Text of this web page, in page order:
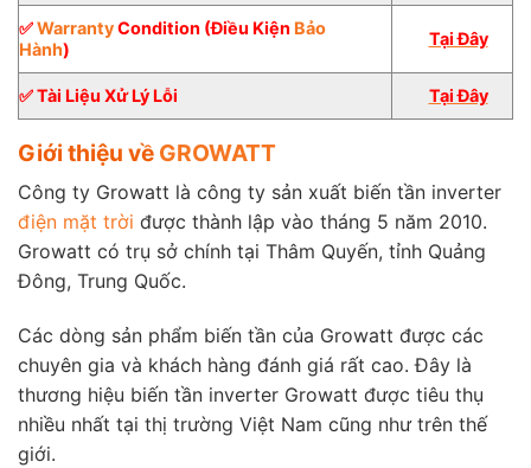
✅WarrantyCondition (Điều Kiện Bảo
Hành)
Tại Đây
✅ Tài Liệu Xử Lý Lỗi Tại Đây
Giới thiệu về GROWATT
Công ty Growatt là công ty sản xuất biến tần inverter
điện mặt trời được thành lập vào tháng 5 năm 2010.
Growatt có trụ sở chính tại Thâm Quyến, tỉnh Quảng
Đông, Trung Quốc.
Các dòng sản phẩm biến tần của Growatt được các
chuyên gia và khách hàng đánh giá rất cao. Đây là
thương hiệu biến tần inverter Growatt được tiêu thụ
nhiều nhất tại thị trường Việt Nam cũng như trên thế
giới.